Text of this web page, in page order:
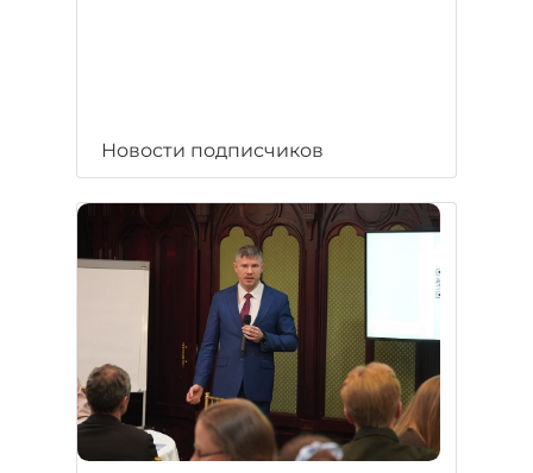
Новости подписчиков